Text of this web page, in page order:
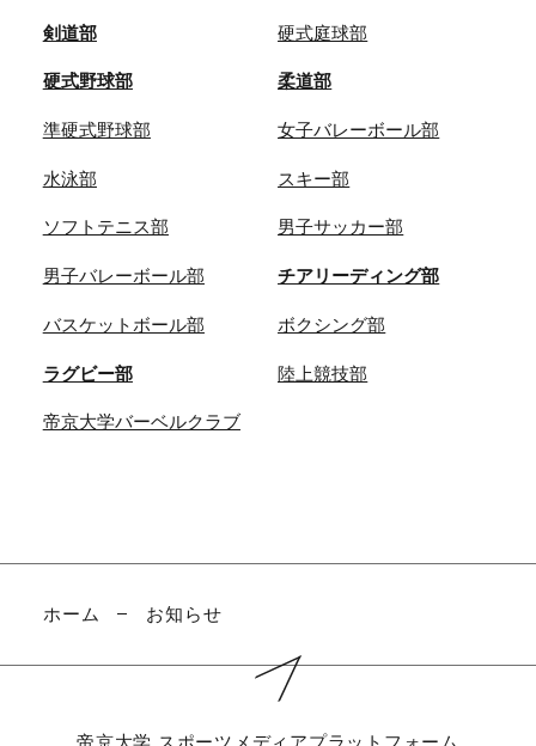
剣道部 硬式庭球部
硬式野球部 柔道部
準硬式野球部 女子バレーボール部
水泳部 スキー部
ソフトテニス部 男子サッカー部
男子バレーボール部 チアリーディング部
バスケットボール部 ボクシング部
ラグビー部 陸上競技部
帝京大学バーベルクラブ
ホーム お知らせ